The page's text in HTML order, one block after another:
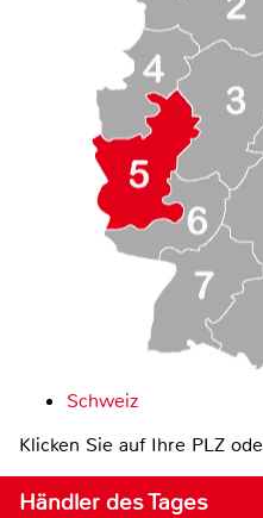
Schweiz
Klicken Sie auf Ihre PLZ
Händler des Tages